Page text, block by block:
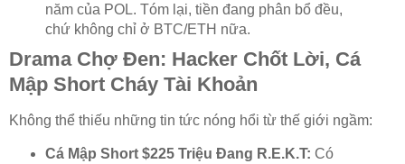
năm của POL. Tóm lại, tiền đang phân bổ đều,
chứ không chỉ ở BTC/ETH nữa.
Drama Chợ Đen: Hacker Chốt Lời, Cá
Mập Short Cháy Tài Khoản
Không thể thiếu những tin tức nóng hổi từ thế giới ngầm:
Cá Mập Short $225 Triệu Đang R.E.K.T: Có